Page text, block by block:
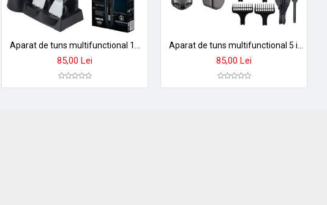
Aparat de tuns multifunctional 10 in 1 zilan zln5919, uranus - cordless, led display, pentru tot corpul
85,00 Lei
Aparat de tuns multifunctional 5 in 1 zilan zln8634 - impermeabil ipx7, acumulator li-ion, 4 piepteni
85,00 Lei